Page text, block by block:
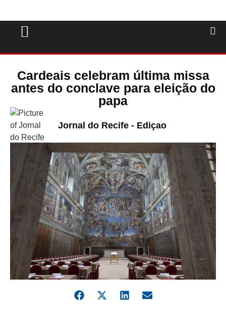
Cardeais celebram última missa
antes do conclave para eleição do
papa
Jornal do Recife - Ediçao